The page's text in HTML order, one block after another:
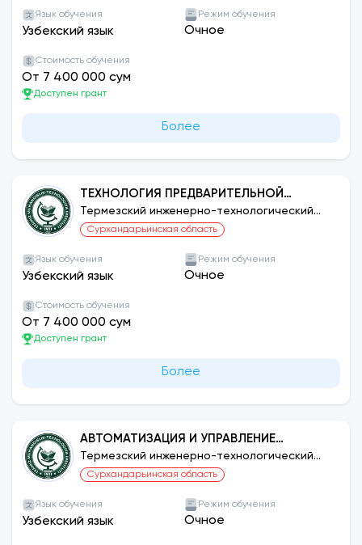
Язык обучения
Узбекский язык
Режим обучения
Очное
Стоимость обучения
От 7 400 000 сум
Доступен грант
Более
ТЕХНОЛОГИЯ ПРЕДВАРИТЕЛЬНОЙ
ОБРАБОТКИ НАТУРАЛЬНЫХ ВОЛОКОН (ПО
ВИДАМ СЫРЬЯ И ПРОЦЕССАМ)
Термезский инженерно-технологический
институт
Сурхандарьинская область
Язык обучения
Узбекский язык
Режим обучения
Очное
Стоимость обучения
От 7 400 000 сум
Доступен грант
Более
АВТОМАТИЗАЦИЯ И УПРАВЛЕНИЕ
ТЕХНОЛОГИЧЕСКИМИ ПРОЦЕССАМИ И
ПРОИЗВОДСТВОМ (ПО СЕТЯМ)
Термезский инженерно-технологический
институт
Сурхандарьинская область
Язык обучения
Узбекский язык
Режим обучения
Очное